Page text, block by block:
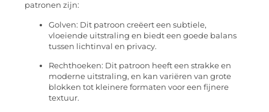
patronen zijn:
Golven: Dit patroon creëert een subtiele,
vloeiende uitstraling en biedt een goede balans
tussen lichtinval en privacy.
Rechthoeken: Dit patroon heeft een strakke en
moderne uitstraling, en kan variëren van grote
blokken tot kleinere formaten voor een fijnere
textuur.